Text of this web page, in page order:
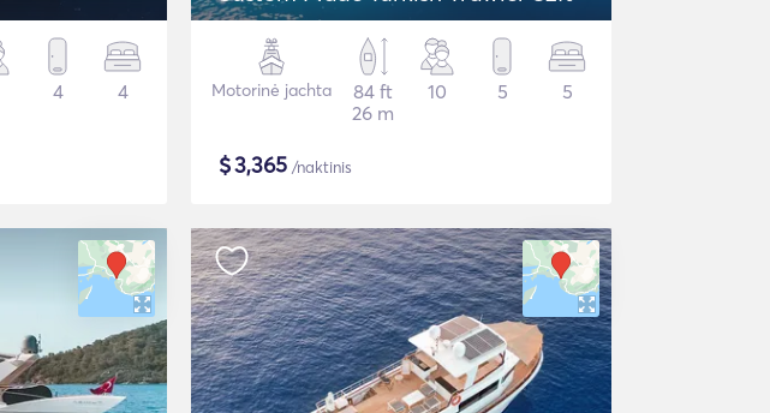
4 4 Motorinė jachta
84 ft
26 m
10 5 5
$3,365 /naktinis